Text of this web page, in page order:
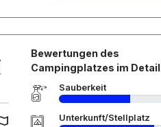
Bewertungen des
Campingplatzes im Detail
Sauberkeit
Unterkunft/Stellplatz